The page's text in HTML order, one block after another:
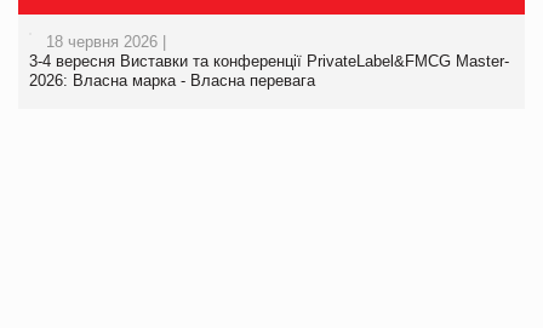
18 червня 2026 |
3-4 вересня Виставки та конференції PrivateLabel&FMCG Master-
2026: Власна марка - Власна перевага